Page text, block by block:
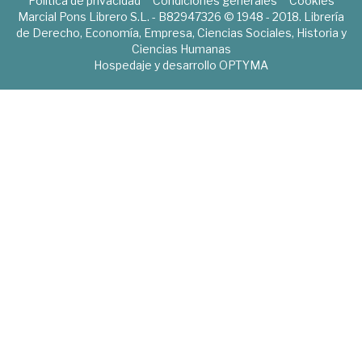
Marcial Pons Librero S.L. - B82947326 © 1948 - 2018. Librería
de Derecho, Economía, Empresa, Ciencias Sociales, Historia y
Ciencias Humanas
Hospedaje y desarrollo OPTYMA